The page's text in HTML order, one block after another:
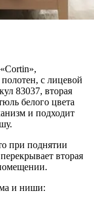
с лицевой
83037, вторая
белого цвета
и подходит
при поднятии
вторая
и ниши: